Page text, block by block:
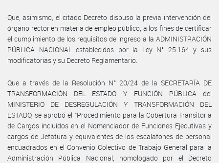
Que, asimismo, el citado Decreto dispuso la previa intervención del
órgano rector en materia de empleo público, a los fines de certificar
el cumplimiento de los requisitos de ingreso a la ADMINISTRACIÓN
PÚBLICA NACIONAL establecidos por la Ley N° 25.164 y sus
modificatorias y su Decreto Reglamentario.
Que a través de la Resolución N° 20/24 de la SECRETARÍA DE
TRANSFORMACIÓN DEL ESTADO Y FUNCIÓN PÚBLICA del
MINISTERIO DE DESREGULACIÓN Y TRANSFORMACIÓN DEL
ESTADO, se aprobó el “Procedimiento para la Cobertura Transitoria
de Cargos incluidos en el Nomenclador de Funciones Ejecutivas y
cargos de Jefatura y equivalentes de los escalafones de personal
encuadrados en el Convenio Colectivo de Trabajo General para la
Administración Pública Nacional, homologado por el Decreto